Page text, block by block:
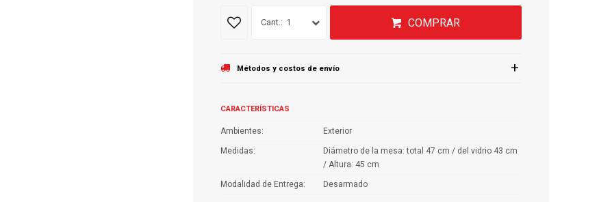
1 COMPRAR
Métodos y costos de envío
CARACTERÍSTICAS
Ambientes Exterior
Medidas
Diámetro de la mesa: total 47 cm / del vidrio 43 cm
/ Altura: 45 cm
Modalidad de Entrega Desarmado